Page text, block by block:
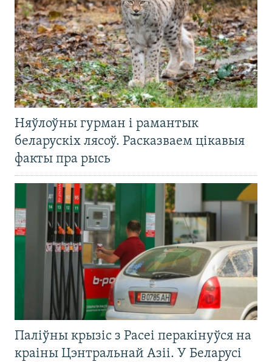
Няўлоўны гурман і рамантык
беларускіх лясоў. Расказваем цікавыя
факты пра рысь
Паліўны крызіс з Расеі перакінуўся на
краіны Цэнтральнай Азіі. У Беларусі